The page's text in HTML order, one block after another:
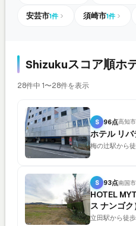
安芸市1件 須崎市1件
Shizukuスコア順ホ
28件中 1〜28件を表示
S 96点高知市
ホテル リバ
梅の辻駅から
S 93点南国市
HOTEL
ス ナンゴク
立田駅から徒